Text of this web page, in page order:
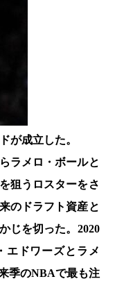
が成立した。
ラメロ・ボールと
狙うロスターをさ
のドラフト資産と
じを切った。2020
エドワーズとラメ
季のNBAで最も注